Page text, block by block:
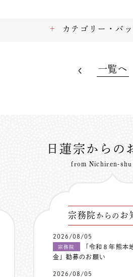
カテゴリー・バ
一覧へ
日蓮宗からの
from Nichiren-
宗務院 からの お
2026/08/05
宗務院
「令和８年熊本
金」勧募のお願い
2026/08/05